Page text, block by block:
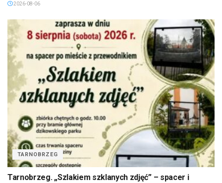
2026-08-06
TARNOBRZEG
Tarnobrzeg. „Szlakiem szklanych zdjęć” – spacer i